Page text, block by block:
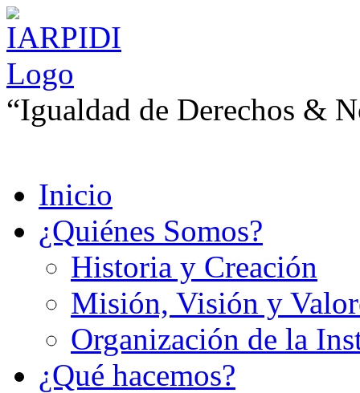
“Igualdad de Derechos &
Inicio
¿Quiénes Somos?
Historia y Creación
Misión, Visión y
Organización de la
¿Qué hacemos?